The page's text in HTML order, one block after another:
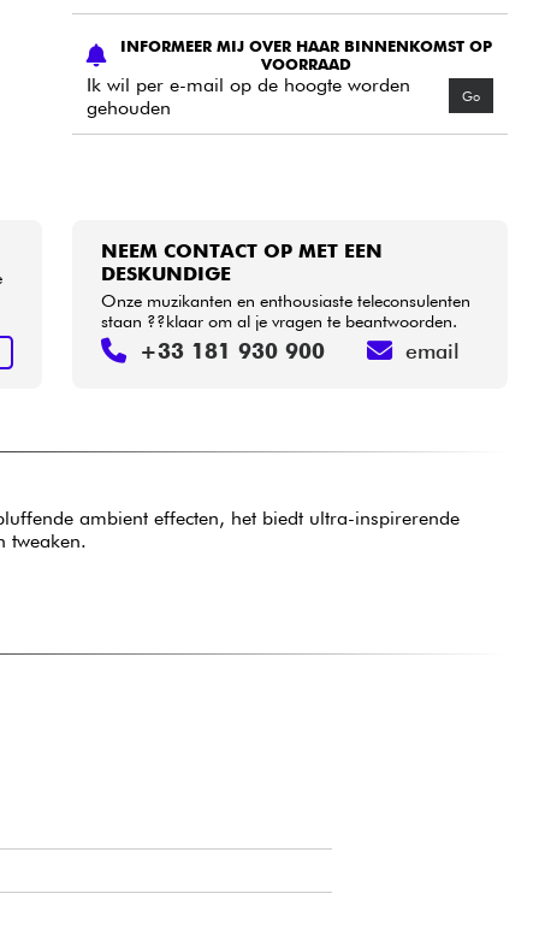
INFORMEER MIJ OVER HAAR BINNENKOMST OP
VOORRAAD
Ik wil per e-mail op de hoogte worden
gehouden
Go
NEEM CONTACT OP MET EEN
DESKUNDIGE
Onze muzikanten en enthousiaste teleconsulenten
staan ??klaar om al je vragen te beantwoorden.
+33 181 930 900 email
ambient effecten, het biedt ultra-inspirerende
tweaken.